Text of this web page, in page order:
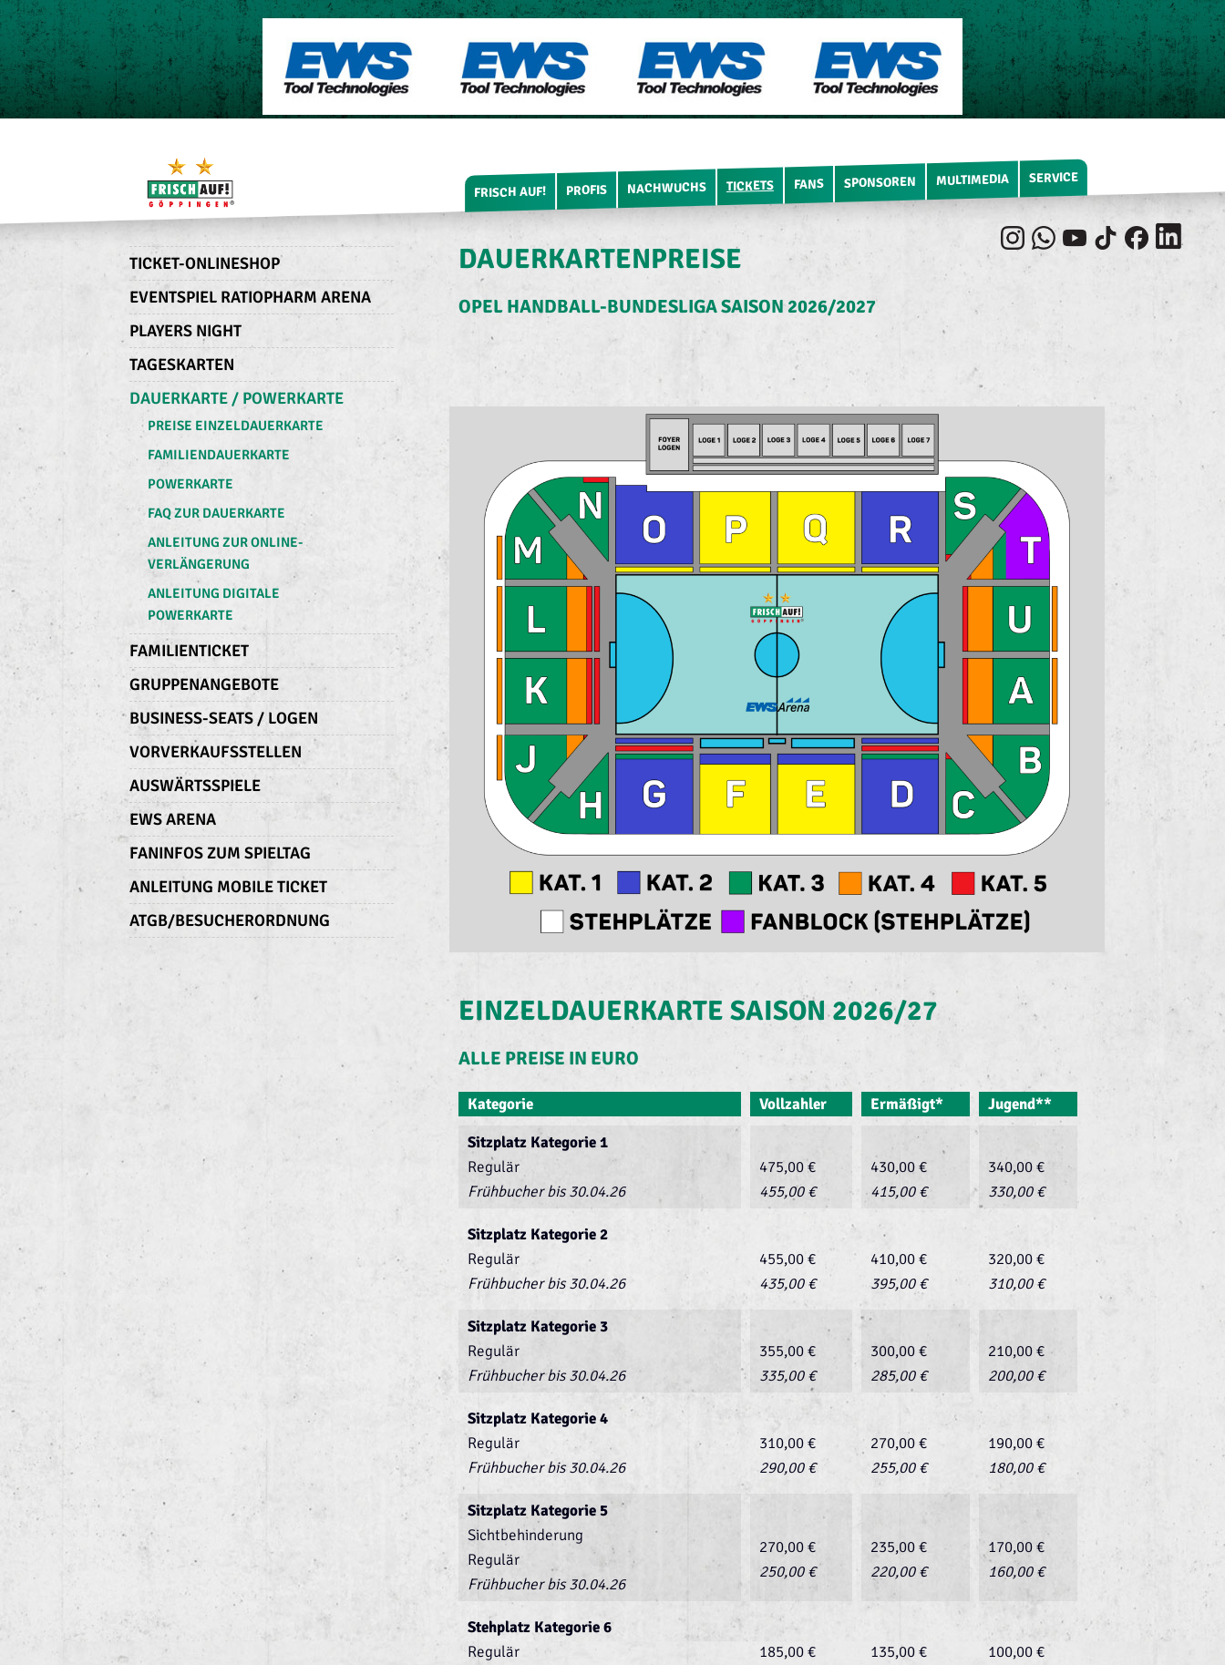
FRISCH AUF! PROFIS NACHWUCHS TICKETS FANS SPONSOREN MULTIMEDIA SERVICE
TICKET-ONLINESHOP
EVENTSPIEL RATIOPHARM ARENA
PLAYERS NIGHT
TAGESKARTEN
DAUERKARTE / POWERKARTE
PREISE EINZELDAUERKARTE
FAMILIENDAUERKARTE
POWERKARTE
FAQ ZUR DAUERKARTE
ANLEITUNG ZUR ONLINE-
VERLÄNGERUNG
ANLEITUNG DIGITALE
POWERKARTE
FAMILIENTICKET
GRUPPENANGEBOTE
BUSINESS-SEATS / LOGEN
VORVERKAUFSSTELLEN
AUSWÄRTSSPIELE
EWS ARENA
FANINFOS ZUM SPIELTAG
ANLEITUNG MOBILE TICKET
ATGB/BESUCHERORDNUNG
DAUERKARTENPREISE
OPEL HANDBALL-BUNDESLIGA SAISON 2026/2027
EINZELDAUERKARTE SAISON 2026/27
ALLE PREISE IN EURO
Kategorie Vollzahler Ermäßigt*
Jugend**
Sitzplatz Kategorie 1
Regulär
Frühbucher bis 30.04.26
475,00 €
455,00 €
430,00 €
415,00 €
340,00 €
330,00 €
Sitzplatz Kategorie 2
Regulär
Frühbucher bis 30.04.26
455,00 €
435,00 €
410,00 €
395,00 €
320,00 €
310,00 €
Sitzplatz Kategorie 3
Regulär
Frühbucher bis 30.04.26
355,00 €
335,00 €
300,00 €
285,00 €
210,00 €
200,00 €
Sitzplatz Kategorie 4
Regulär
Frühbucher bis 30.04.26
310,00 €
290,00 €
270,00 €
255,00 €
190,00 €
180,00 €
Sitzplatz Kategorie 5
Sichtbehinderung
Regulär
Frühbucher bis 30.04.26
270,00 €
250,00 €
235,00 €
220,00 €
170,00 €
160,00 €
Stehplatz Kategorie 6
Regulär
185,00 €
135,00 €
100,00 €